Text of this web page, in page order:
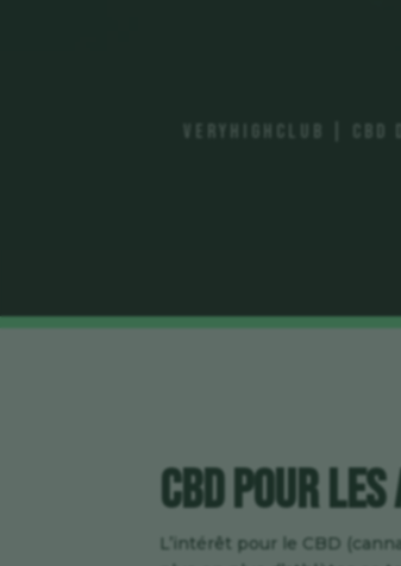
VeryHighClub |
CBD pour
L’intérêt pour le CBD